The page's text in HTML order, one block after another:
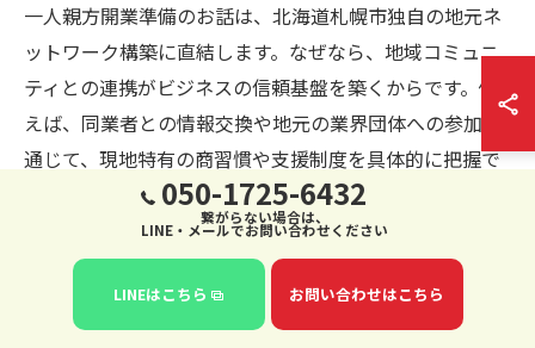
一人親方開業準備のお話は、北海道札幌市独自の地元ネ
ットワーク構築に直結します。なぜなら、地域コミュニ
ティとの連携がビジネスの信頼基盤を築くからです。例
えば、同業者との情報交換や地元の業界団体への参加を
通じて、現地特有の商習慣や支援制度を具体的に把握で
きます。こうしたつながりが、仕事獲得やトラブル時の
相談先確保につながり、開業後の安定経営へと導きま
独立成功に直結する一人親方開業準備のお話の活用法
050-1725-6432
繋がらない場合は、
LINE・メールでお問い合わせください
LINEはこちら お問い合わせはこちら